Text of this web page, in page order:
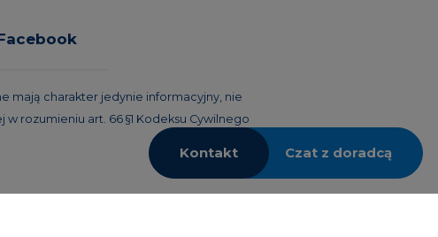
mają charakter jedynie informacyjny, nie
rozumieniu art. 66 §1 Kodeksu Cywilnego
Kontakt Czat z doradcą